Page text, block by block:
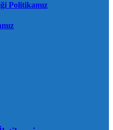
Politikamız